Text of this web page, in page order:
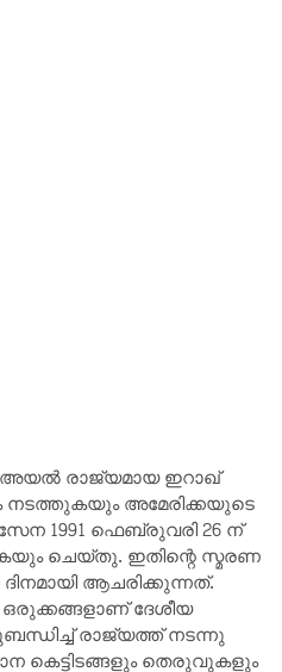
അയൽ രാജ്യമായ ഇറാഖ്
അമേരിക്കയുടെ
1991 ഫെബ്രുവരി 26 ന്
ചെയ്തു. ഇതിന്റെ സ്മരണ
ആചരിക്കുന്നത്.
ദേശീയ
രാജ്യത്ത് നടന്നു
കെട്ടിടങ്ങളും തെരുവുകളും